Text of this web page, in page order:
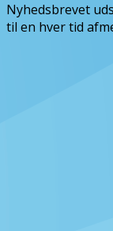
Nyhedsbrevet
til en hver tid